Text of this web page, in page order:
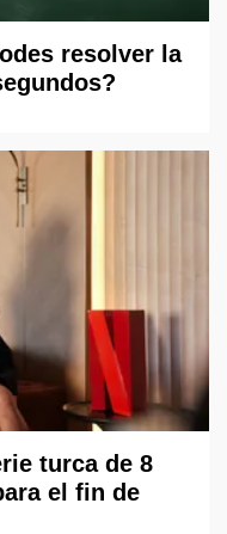
resolver la
turca de 8
el fin de